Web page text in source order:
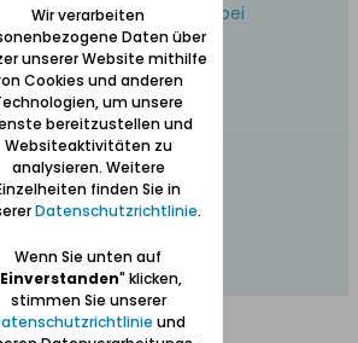
Wichtig:Bitte unbedingt bei
Anfragen beachten
Hits0 Likes
18:52
Wichtig:Gesamtliste von
"Unser Danzig"
12.04.2008, 17:43
oo Anna Maria Gurck
Wir verarbeiten
Daten über
unserer Website mithilfe
Cookies und anderen
um unsere
bereitzustellen und
Websiteaktivitäten zu
analysieren. Weitere
finden Sie in
Datenschutzrichtlinie.
Wenn Sie unten auf
Einverstanden" klicken,
stimmen Sie unserer
und